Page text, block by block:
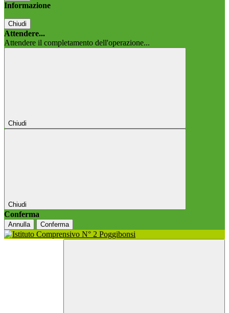
Informazione
Chiudi
Attendere...
Attendere il completamento dell'operazione...
Chiudi
Chiudi
Conferma
Annulla Conferma